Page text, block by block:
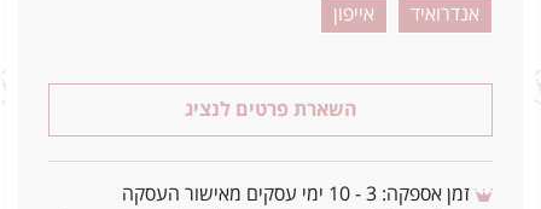
אנדרואיד
אייפון
השארת פרטים לנציג
זמן אספקה: 3 - 10 ימי עסקים מאישור העסקה